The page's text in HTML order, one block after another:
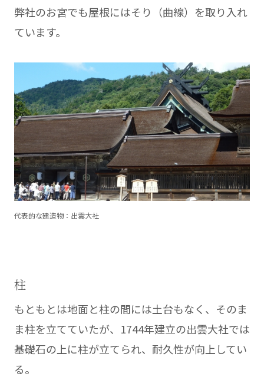
代表的な建造物：出雲大社
弊社のお宮でも屋根にはそり（曲線）を取り入れ
ています。
柱
もともとは地面と柱の間には土台もなく、そのま
ま柱を立てていたが、1744年建立の出雲大社では
基礎石の上に柱が立てられ、耐久性が向上してい
る。